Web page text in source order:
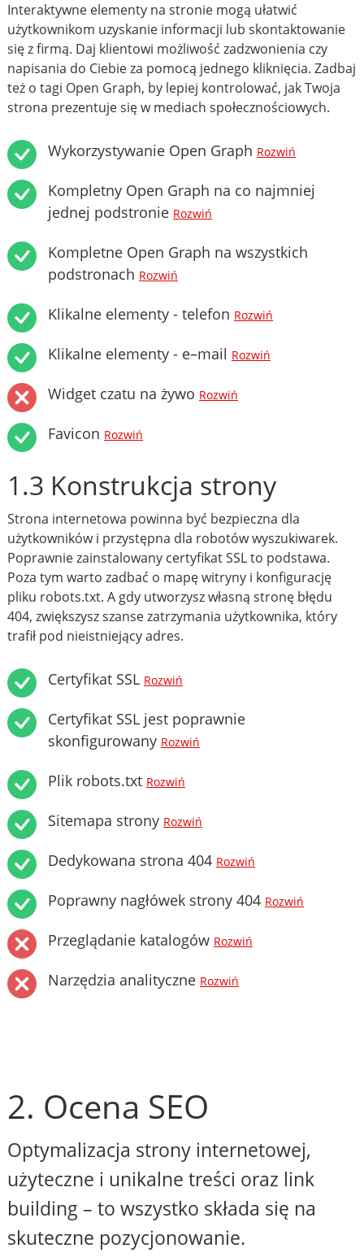
Interaktywne elementy na stronie mogą ułatwić
użytkownikom uzyskanie informacji lub skontaktowanie
się z firmą. Daj klientowi możliwość zadzwonienia czy
napisania do Ciebie za pomocą jednego kliknięcia. Zadbaj
też o tagi Open Graph, by lepiej kontrolować, jak Twoja
strona prezentuje się w mediach społecznościowych.
Wykorzystywanie Open Graph Rozwiń
Kompletny Open Graph na co najmniej
jednej podstronie Rozwiń
Kompletne Open Graph na wszystkich
podstronach Rozwiń
Klikalne elementy - telefon Rozwiń
Klikalne elementy - e–mail Rozwiń
Widget czatu na żywo Rozwiń
Favicon Rozwiń
1.3 Konstrukcja strony
Strona internetowa powinna być bezpieczna dla
użytkowników i przystępna dla robotów wyszukiwarek.
Poprawnie zainstalowany certyfikat SSL to podstawa.
Poza tym warto zadbać o mapę witryny i konfigurację
pliku robots.txt. A gdy utworzysz własną stronę błędu
404, zwiększysz szanse zatrzymania użytkownika, który
trafił pod nieistniejący adres.
Certyfikat SSL Rozwiń
Certyfikat SSL jest poprawnie
skonfigurowany Rozwiń
Plik robots.txt Rozwiń
Sitemapa strony Rozwiń
Dedykowana strona 404 Rozwiń
Poprawny nagłówek strony 404 Rozwiń
Przeglądanie katalogów Rozwiń
Narzędzia analityczne Rozwiń
2. Ocena SEO
Optymalizacja strony internetowej,
użyteczne i unikalne treści oraz link
building – to wszystko składa się na
skuteczne pozycjonowanie.